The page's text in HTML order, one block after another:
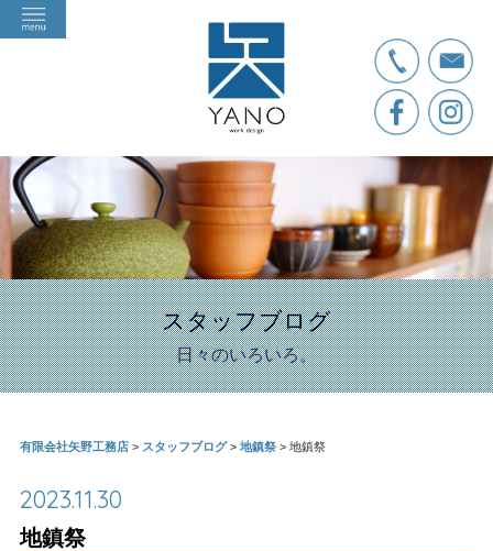
スタッフブログ
日々のいろいろ。
有限会社矢野工務店> スタッフブログ> 地鎮祭> 地鎮祭
2023.11.30
地鎮祭